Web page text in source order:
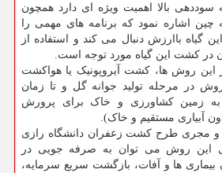
سوددهی بالا اهمیت ویژه ای دارد همچون
چین اشاره نمود که برنامه های مهمی را
گیاه باارزش دنبال می کند و استفاده از
کشت این گیاه مورد توجه است.
این روش ها، کشت آیروپونیک یا هواکشت
در مرحله تولید جوانه گل و تا زمان
به زمین کشاورزی و خاک برای پرورش
مستقیم و خاک).
و مجری طرح کشت زعفران دانشگاه رازی
این روش می توان به صرفه جویی در
ها و آفات، بازگشت سریع سرمایه،